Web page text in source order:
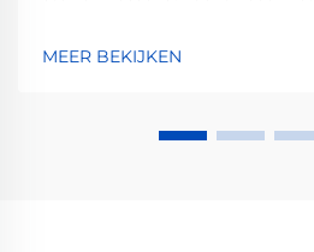
Ontvang nu professionele tips.
MEER BEKIJKEN